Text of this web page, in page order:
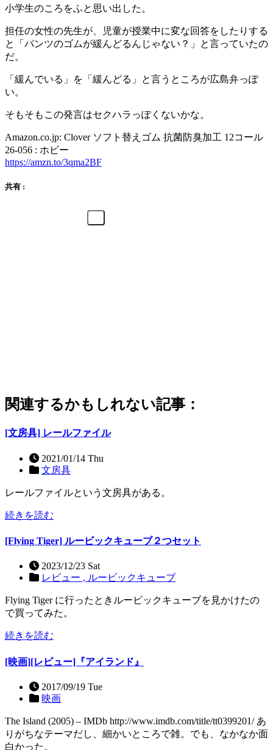
小学生のころをふと思い出した。
担任の女性の先生が、児童が授業中に変な回答をしたりする
と「パンツのゴムが緩んどるんじゃない？」と言っていたの
だ。
「緩んでいる」を「緩んどる」と言うところが広島弁っぽ
い。
そもそもこの発言はセクハラっぽくないかな。
Amazon.co.jp: Clover ソフト替えゴム 抗菌防臭加工 12コール
26-056 : ホビー
https://amzn.to/3qma2BF
共有 :
関連するかもしれない記事：
[文房具] レールファイル
2021/01/14 Thu
文房具
レールファイルという文房具がある。
続きを読む
[Flying Tiger] ルービックキューブ２つセット
2023/12/23 Sat
レビュー , ルービックキューブ
Flying Tiger に行ったときルービックキューブを見かけたの
で買ってみた。
続きを読む
[映画][レビュー]『アイランド』
2017/09/19 Tue
映画
The Island (2005) – IMDb http://www.imdb.com/title/tt0399201/ あ
りがちなテーマだし、細かいところで雑。でも、なかなか面
白かった。